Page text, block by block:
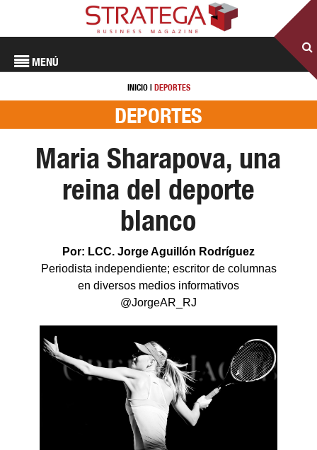
MENÚ
INICIO| DEPORTES
DEPORTES
Maria Sharapova, una
reina del deporte
blanco
Por: LCC. Jorge Aguillón Rodríguez
Periodista independiente; escritor de columnas
en diversos medios informativos
@JorgeAR_RJ